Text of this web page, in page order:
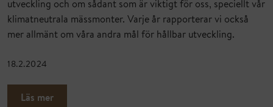
utveckling och om sådant som är viktigt för oss, speciellt vår
klimatneutrala mässmonter. Varje år rapporterar vi också
mer allmänt om våra andra mål för hållbar utveckling.
18.2.2024
Läs mer